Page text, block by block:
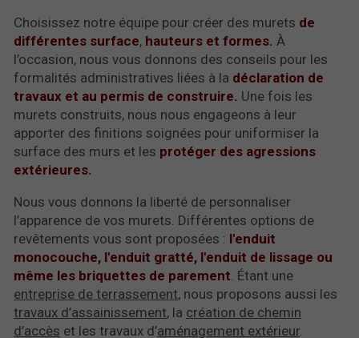
Choisissez notre équipe pour créer des murets de
différentes surface, hauteurs et formes. À
l’occasion, nous vous donnons des conseils pour les
formalités administratives liées à la déclaration de
travaux et au permis de construire. Une fois les
murets construits, nous nous engageons à leur
apporter des finitions soignées pour uniformiser la
surface des murs et les protéger des agressions
extérieures.
Nous vous donnons la liberté de personnaliser
l’apparence de vos murets. Différentes options de
revêtements vous sont proposées : l'enduit
monocouche, l'enduit gratté, l'enduit de lissage ou
même les briquettes de parement. Étant une
entreprise de terrassement, nous proposons aussi les
travaux d’assainissement, la création de chemin
d’accès et les travaux d’aménagement extérieur.